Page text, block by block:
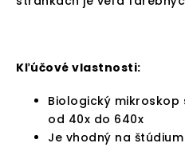
Kľúčové vlastnosti:
Biologický mikroskop
od 40x do 640x
Je vhodný na